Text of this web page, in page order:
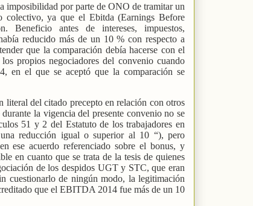
imposibilidad por parte de ONO de tramitar un
ya que el Ebitda (Earnings Before
Beneficio antes de intereses, impuestos,
reducido más de un 10 % con respecto a
que la comparación debía hacerse con el
propios negociadores del convenio cuando
en el que se aceptó que la comparación se
literal del citado precepto en relación con otros
la vigencia del presente convenio no se
51 y 2 del Estatuto de los trabajadores en
reducción igual o superior al 10 “), pero
ese acuerdo referenciado sobre el bonus, y
en cuanto que se trata de la tesis de quienes
de los despidos UGT y STC, que eran
cuestionarlo de ningún modo, la legitimación
que el EBITDA 2014 fue más de un 10